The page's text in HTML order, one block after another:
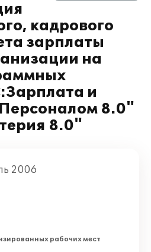
кадрового
зарплаты
на
и
8.0"
8.0"
2006
рабочих мест